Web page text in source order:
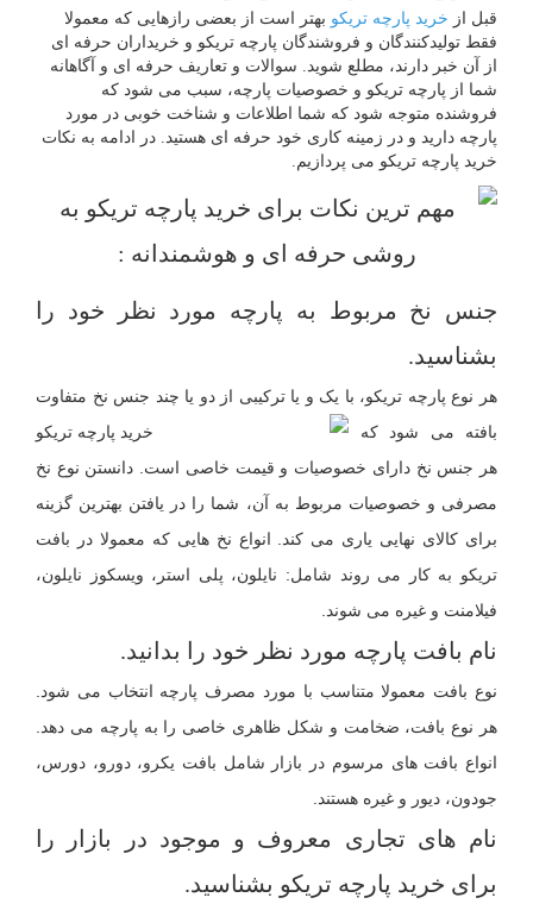
قبل از خرید پارچه تریکو بهتر است از بعضی رازهایی که معمولا
فقط تولیدکنندگان و فروشندگان پارچه تریکو و خریداران حرفه ای
از آن خبر دارند، مطلع شوید. سوالات و تعاریف حرفه ای و آگاهانه
شما از پارچه تریکو و خصوصیات پارچه، سبب می شود که
فروشنده متوجه شود که شما اطلاعات و شناخت خوبی در مورد
پارچه دارید و در زمینه کاری خود حرفه ای هستید. در ادامه به نکات
خرید پارچه تریکو می پردازیم.
جنس نخ مربوط به پارچه مورد نظر خود را
بشناسید.
هر نوع پارچه تریکو، با یک و یا ترکیبی از دو یا چند جنس نخ متفاوت
بافته می شود که
هر جنس نخ دارای خصوصیات و قیمت خاصی است. دانستن نوع نخ
مصرفی و خصوصیات مربوط به آن، شما را در یافتن بهترین گزینه
برای کالای نهایی یاری می کند. انواع نخ هایی که معمولا در بافت
تریکو به کار می روند شامل: نایلون، پلی استر، ویسکوز نایلون،
فیلامنت و غیره می شوند.
نام بافت پارچه مورد نظر خود را بدانید.
نوع بافت معمولا متناسب با مورد مصرف پارچه انتخاب می شود.
هر نوع بافت، ضخامت و شکل ظاهری خاصی را به پارچه می دهد.
انواع بافت های مرسوم در بازار شامل بافت یکرو، دورو، دورس،
جودون، دیور و غیره هستند.
نام های تجاری معروف و موجود در بازار را
برای خرید پارچه تریکو بشناسید.